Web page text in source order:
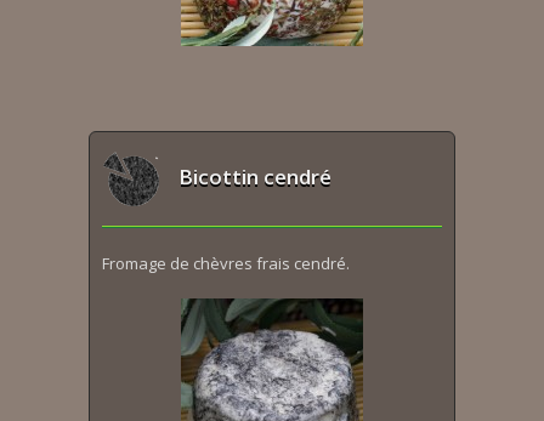
Bicottin cendré
Fromage de chèvres frais cendré.